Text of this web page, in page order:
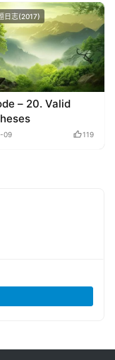
日志(2017)
– 20. Valid
09 119